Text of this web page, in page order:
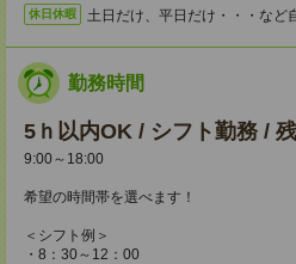
休日休暇 土日だけ、平日だけ・・・など
勤務時間
5ｈ以内OK / シフト勤務 /
9:00～18:00
希望の時間帯を選べます！
＜シフト例＞
・8：30～12：00